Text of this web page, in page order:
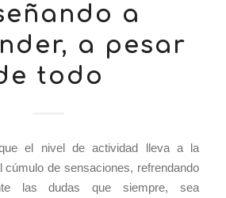
a
a pesar
todo
el nivel de actividad lleva a la
cúmulo de sensaciones, refrendando
las dudas que siempre, sea